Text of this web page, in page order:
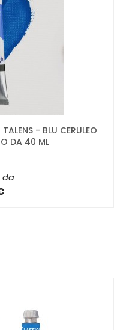
- BLU CERULEO
DA 40 ML
da